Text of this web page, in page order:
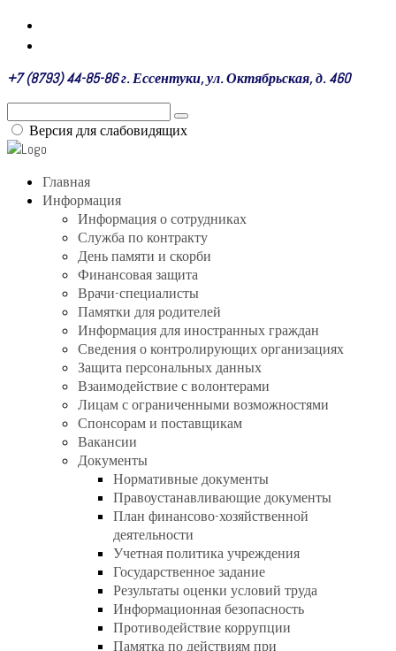
+7 (8793) 44-85-86 г. Ессентуки, ул. Октябрьская, д. 460
Версия для слабовидящих
Главная
Информация
Информация о сотрудниках
Служба по контракту
День памяти и скорби
Финансовая защита
Врачи-специалисты
Памятки для родителей
Информация для иностранных граждан
Сведения о контролирующих организациях
Защита персональных данных
Взаимодействие с волонтерами
Лицам с ограниченными возможностями
Спонсорам и поставщикам
Вакансии
Документы
Нормативные документы
Правоустанавливающие документы
План финансово-хозяйственной
деятельности
Учетная политика учреждения
Государственное задание
Результаты оценки условий труда
Информационная безопасность
Противодействие коррупции
Памятка по действиям при